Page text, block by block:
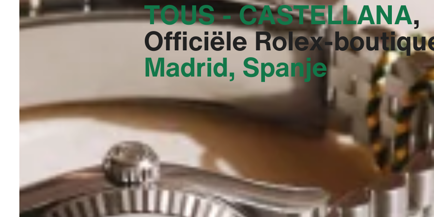
TOUS - CASTELLANA‬,
Officiële Rolex-
Madrid, Spanje